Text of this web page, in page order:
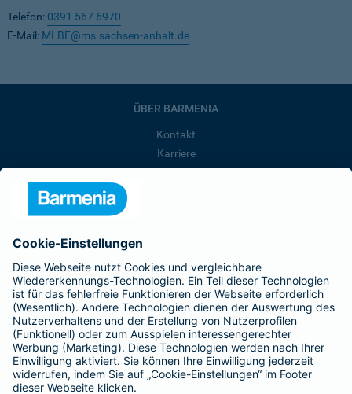
Telefon: 0391 567 6970
E-Mail: MLBF@ms.sachsen-anhalt.de
ÜBER BARMENIA
Kontakt
Karriere
Presse
Barmenia ist Teil der BarmeniaGothaer
BELIEBTE SEITEN
Kranken-Zusatzversicherung
Tierversicherungen
Haftpflichtversicherung
Hausratversicherung